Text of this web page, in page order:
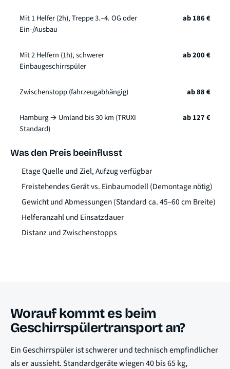
Mit 1 Helfer (2h), Treppe 3.–4. OG oder
Ein-/Ausbau
ab 186 €
Mit 2 Helfern (1h), schwerer
Einbaugeschirrspüler
ab 200 €
Zwischenstopp (fahrzeugabhängig) ab 88 €
Hamburg → Umland bis 30 km (TRUXI
Standard)
ab 127 €
Was den Preis beeinflusst
Etage Quelle und Ziel, Aufzug verfügbar
Freistehendes Gerät vs. Einbaumodell (Demontage nötig)
Gewicht und Abmessungen (Standard ca. 45–60 cm Breite)
Helferanzahl und Einsatzdauer
Distanz und Zwischenstopps
Worauf kommt es beim
Geschirrspülertransport an?
Ein Geschirrspüler ist schwerer und technisch empfindlicher
als er aussieht. Standardgeräte wiegen 40 bis 65 kg,